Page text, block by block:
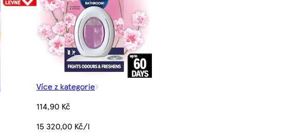
Více z kategorie
114,90 Kč
15 320,00 Kč/l